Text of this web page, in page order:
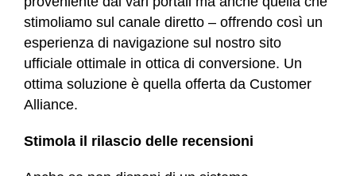
stimoliamo sul canale diretto – offrendo così un
esperienza di navigazione sul nostro sito
ufficiale ottimale in ottica di conversione. Un
ottima soluzione è quella offerta da Customer
Alliance.
Stimola il rilascio delle recensioni